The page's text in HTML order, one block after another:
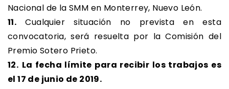
Nacional de la SMM en Monterrey, Nuevo León.
11. Cualquier situación no prevista en esta
convocatoria, será resuelta por la Comisión del
Premio Sotero Prieto.
12. La fecha límite para recibir los trabajos es
el 17 de junio de 2019.